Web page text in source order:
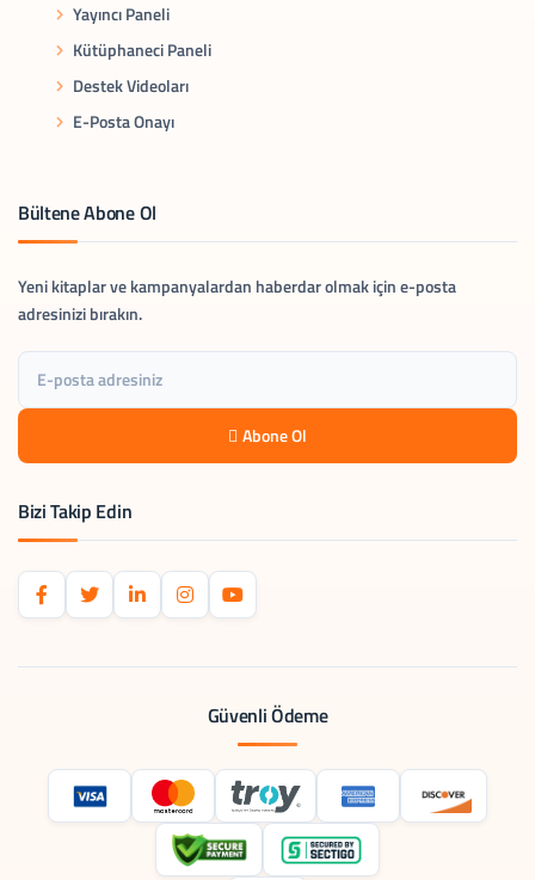
Yayıncı Paneli
Kütüphaneci Paneli
Destek Videoları
E-Posta Onayı
Bültene Abone Ol
Yeni kitaplar ve kampanyalardan haberdar olmak için e-posta
adresinizi bırakın.
Abone Ol
Bizi Takip Edin
Güvenli Ödeme